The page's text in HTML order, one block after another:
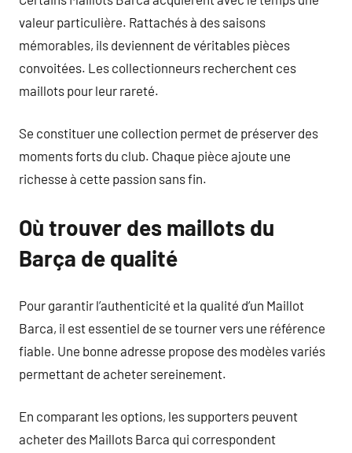
valeur particulière. Rattachés à des saisons
mémorables, ils deviennent de véritables pièces
convoitées. Les collectionneurs recherchent ces
maillots pour leur rareté.
Se constituer une collection permet de préserver des
moments forts du club. Chaque pièce ajoute une
richesse à cette passion sans fin.
Où trouver des maillots du
Barça de qualité
Pour garantir l’authenticité et la qualité d’un Maillot
Barca, il est essentiel de se tourner vers une référence
fiable. Une bonne adresse propose des modèles variés
permettant de acheter sereinement.
En comparant les options, les supporters peuvent
acheter des Maillots Barca qui correspondent